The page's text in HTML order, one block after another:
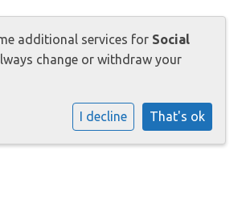
additional services for Social
change or withdraw your
I decline That's ok